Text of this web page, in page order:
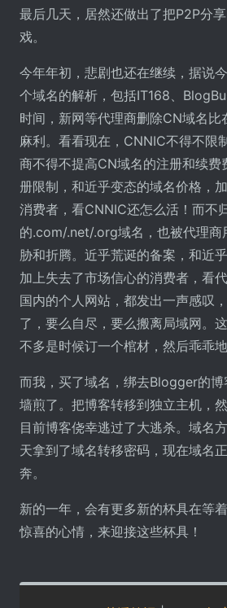
最后几天，居然还做出了把P2P分
戏。
今年年初，悲剧也还在继续，据说
个域名的解析，包括IT168、
时间，新网等代理商删除CN域名比
麻利。看看现在，CNNIC不得不限
商不得不提高CN域名的注册和续费
册限制，和近乎变态的域名价格，
消费者，看CNNIC还怎么活！而不
的.com/.net/.org域名，也被代理商
胁和折腾。近乎荒诞的备案，和近
加上失去了市场信心的消费者，看
国内的个人网站，都发出一声感叹
了，要么自尽，要么搬离局域网。
不多是时候订一个棺材，然后乖乖地
而我，买了域名，绑去Blogger的
墙煎了。把博客转移到独立主机，
目前博客侥幸逃过了大逃杀。域名
天拿到了域名转移密码，现在域名
奔。
新的一年，会有更多新的杯具在等
惊喜的心情，来迎接这些杯具！